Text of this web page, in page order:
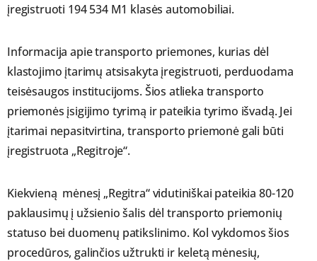
įregistruoti 194 534 M1 klasės automobiliai.
Informacija apie transporto priemones, kurias dėl
klastojimo įtarimų atsisakyta įregistruoti, perduodama
teisėsaugos institucijoms. Šios atlieka transporto
priemonės įsigijimo tyrimą ir pateikia tyrimo išvadą. Jei
įtarimai nepasitvirtina, transporto priemonė gali būti
įregistruota „Regitroje“.
Kiekvieną mėnesį „Regitra“ vidutiniškai pateikia 80-120
paklausimų į užsienio šalis dėl transporto priemonių
statuso bei duomenų patikslinimo. Kol vykdomos šios
procedūros, galinčios užtrukti ir keletą mėnesių,